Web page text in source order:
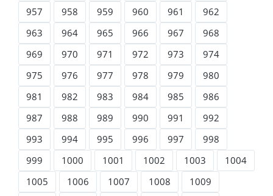
957
958 959 960 961
962
963
964 965 966 967
968
969
970 971 972 973
974
975
976 977 978 979
980
981
982 983 984 985
986
987
988 989 990 991
992
993
994 995 996 997
998
999
1000 1001 1002 1003
1004
1005
1006 1007 1008
1009